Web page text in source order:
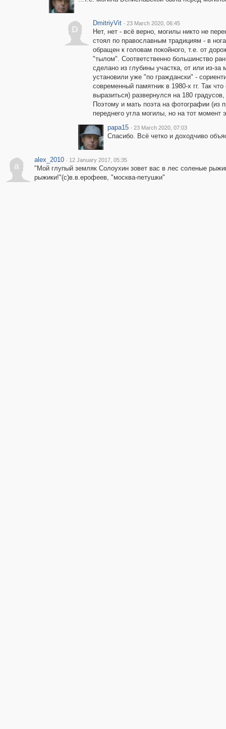
D
DmitriyVit · 23 March 2020, 06:45
Нет, нет - всё верно, могилы никто не
стоял по православным традициям - в
обращен к головам покойного, т.е. от
"тылом". Соответственно большинство
сделано из глубины участка, от или из-
установили уже "по граждански" -
современный памятник в 1980-х гг. Так
выразиться) развернулся на 180
Поэтому и мать поэта на фотографии (из
переднего угла могилы, но на тот момент
papa15 · 23 March 2020, 07:03
Спасибо. Всё четко и доходчиво
a
alex_2010 · 12 January 2017, 05:35
"Мой глупый земляк Солоухин зовет вас в лес соленые
рыжики!"(с)в.в.ерофеев, "москва-петушки"